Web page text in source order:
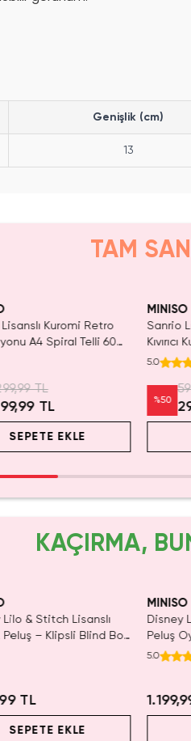
Genişlik (cm)
13
TAM
Kuromi Retro
A4 Spiral Telli 60
TL
TL
SEPETE EKLE
MINISO
Sanrio
Bakım
5.0
%50
KAÇIRMA,
Lilo & Stitch Lisanslı
Peluş – Klipsli Blind Box
TL
SEPETE EKLE
MINISO
Disney
Peluş
5.0